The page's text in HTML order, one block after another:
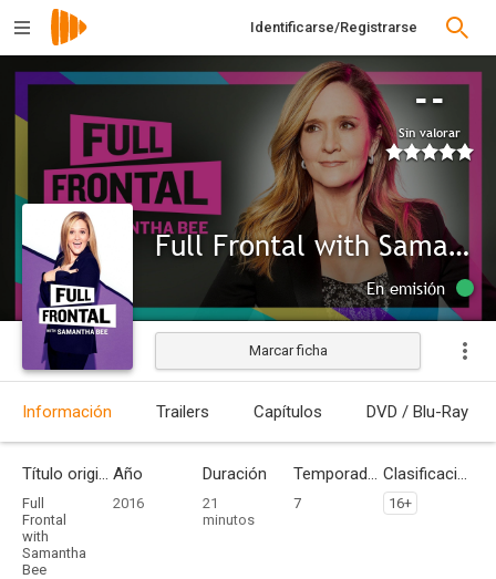
Identificarse/Registrarse
--
Sin valorar
Full Frontal with Samantha Bee
En emisión
Marcar ficha
Información Trailers Capítulos DVD / Blu-Ray
Título original
Full
Frontal
with
Samantha
Bee
Año
2016
Duración
21
minutos
Temporadas
7
Clasificación por edades
16+